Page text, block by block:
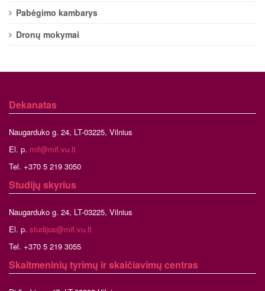
Pabėgimo kambarys
Dronų mokymai
Dekanatas
Naugarduko g. 24, LT-03225, Vilnius
El. p. mif@mif.vu.lt
Tel. +370 5 219 3050
Studijų skyrius
Naugarduko g. 24, LT-03225, Vilnius
El. p. studijos@mif.vu.lt
Tel. +370 5 219 3055
Skaitmeninių tyrimų ir skaičiavimų centras